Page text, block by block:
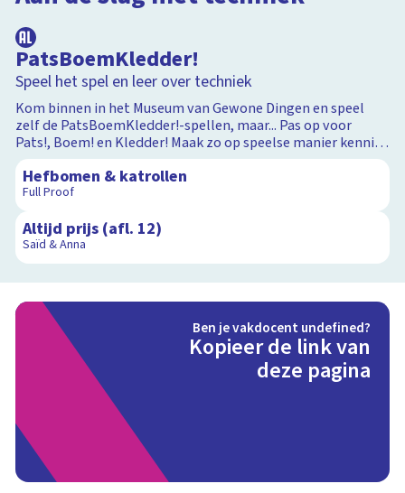
PatsBoemKledder!
Speel het spel en leer over techniek
Kom binnen in het Museum van Gewone Dingen en speel
zelf de PatsBoemKledder!-spellen, maar... Pas op voor
Pats!, Boem! en Kledder! Maak zo op speelse manier kennis
met techniek en maakprocessen en zie hoe bijvoorbeeld
melk, een glijbaan of hagelslag gemaakt wordt. Klik op de
afbeelding om te beginnen.
Hefbomen & katrollen
Full Proof
12:52
Altijd prijs (afl. 12)
Saïd & Anna
6:51
Ben je vakdocent undefined?
Kopieer de link van
deze pagina